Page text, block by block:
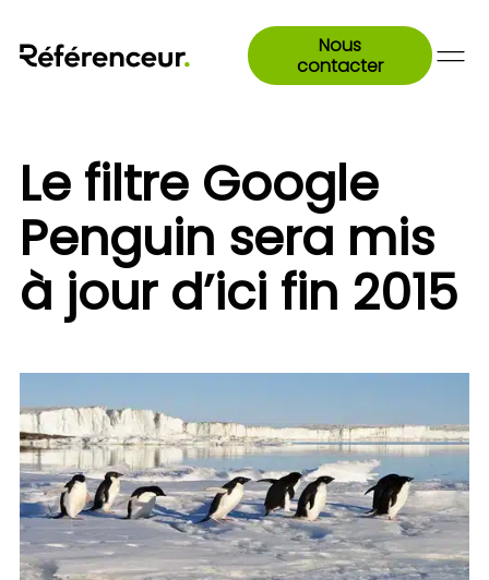
Nous
contacter
Le filtre Google
Penguin sera mis
à jour d’ici fin 2015